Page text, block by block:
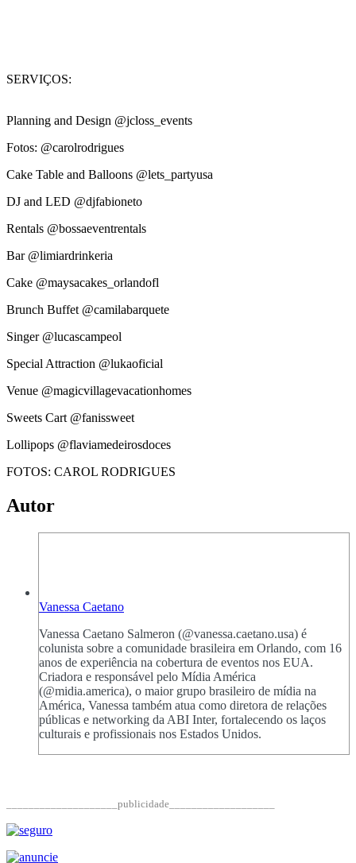
SERVIÇOS:
Planning and Design @jcloss_events
Fotos: @carolrodrigues
Cake Table and Balloons @lets_partyusa
DJ and LED @djfabioneto
Rentals @bossaeventrentals
Bar @limiardrinkeria
Cake @maysacakes_orlandofl
Brunch Buffet @camilabarquete
Singer @lucascampeol
Special Attraction @lukaoficial
Venue @magicvillagevacationhomes
Sweets Cart @fanissweet
Lollipops @flaviamedeirosdoces
FOTOS: CAROL RODRIGUES
Autor
Vanessa Caetano
Vanessa Caetano Salmeron (@vanessa.caetano.usa) é
colunista sobre a comunidade brasileira em Orlando, com 16
anos de experiência na cobertura de eventos nos EUA.
Criadora e responsável pelo Mídia América
(@midia.america), o maior grupo brasileiro de mídia na
América, Vanessa também atua como diretora de relações
públicas e networking da ABI Inter, fortalecendo os laços
culturais e profissionais nos Estados Unidos.
____________________publicidade___________________